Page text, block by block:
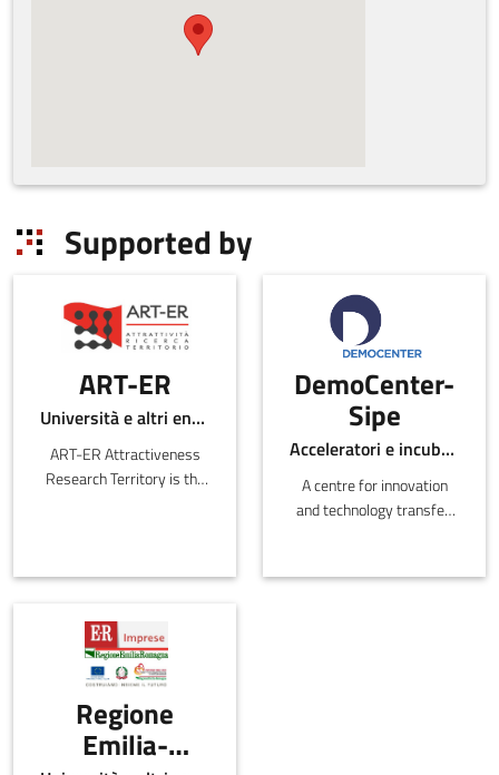
Supported by
ART-ER
Università e altri enti pubblici
ART-ER Attractiveness
Research Territory is the
DemoCenter-
Sipe
Acceleratori e incubatori di in-ER , Centri per l'innovazione
A centre for innovation
and technology transfer,
technologies using the
Regione
Emilia-